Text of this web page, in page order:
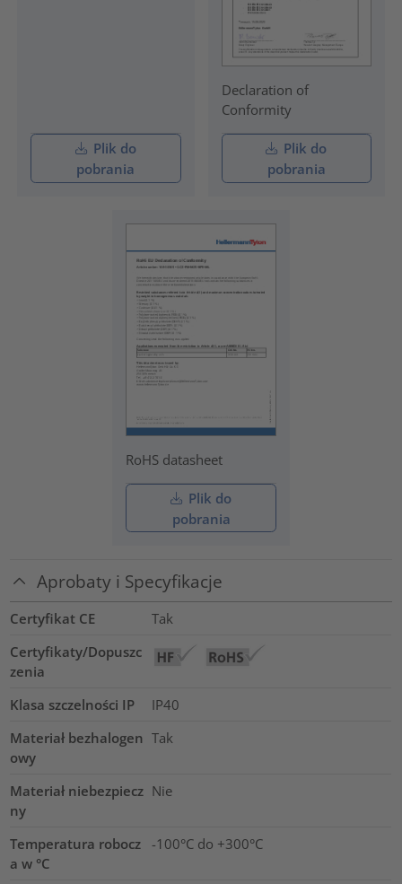
Plik do
pobrania
Declaration of
Conformity
Plik do
pobrania
RoHS datasheet
Plik do
pobrania
Aprobaty i Specyfikacje
Certyfikat CE
Tak
Certyfikaty/Dopuszc
zenia
Klasa szczelności IP
IP40
Materiał bezhalogen
owy
Tak
Materiał niebezpiecz
ny
Nie
Temperatura robocz
a w °C
-100°C do +300°C